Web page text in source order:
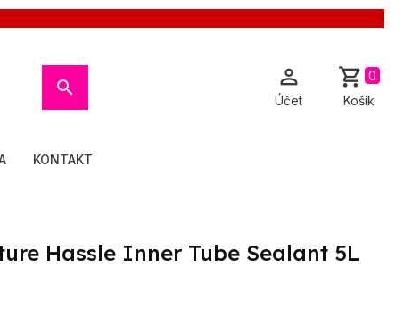
 
Účet
shopping_cart 0
Košík
KONTAKT
Hassle Inner Tube Sealant 5L